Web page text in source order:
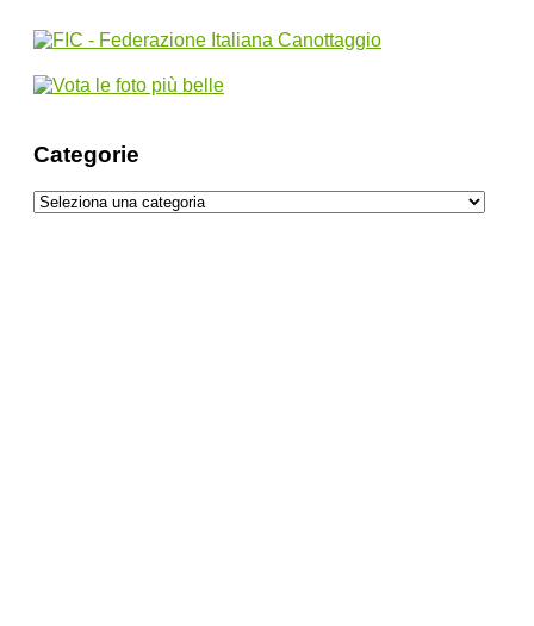
Categorie
Categorie